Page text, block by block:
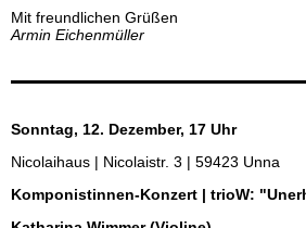
Mit freundlichen Grüßen
Armin Eichenmüller
Sonntag, 12. Dezember, 17 Uhr
Nicolaihaus | Nicolaistr. 3 | 59423 Unna
Komponistinnen-Konzert | trioW: